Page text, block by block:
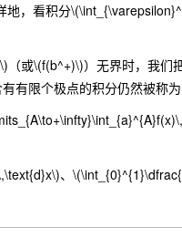
地，看积分
或\(f(b^+)\)）无界时，我们
有限个极点的积分仍然被称
、